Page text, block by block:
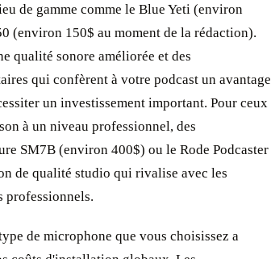
de gamme comme le Blue Yeti (environ
(environ 150$ au moment de la rédaction).
qualité sonore améliorée et des
qui confèrent à votre podcast un avantage
un investissement important. Pour ceux
à un niveau professionnel, des
SM7B (environ 400$) ou le Rode Podcaster
de qualité studio qui rivalise avec les
professionnels.
de microphone que vous choisissez a